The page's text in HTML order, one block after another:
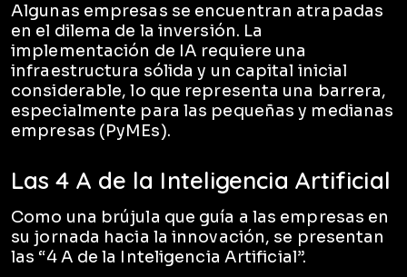
Algunas empresas se encuentran atrapadas
en el dilema de la inversión. La
implementación de IA requiere una
infraestructura sólida y un capital inicial
considerable, lo que representa una barrera,
especialmente para las pequeñas y medianas
empresas (PyMEs).
Las 4 A de la Inteligencia Artificial
Como una brújula que guía a las empresas en
su jornada hacia la innovación, se presentan
las “4 A de la Inteligencia Artificial”.